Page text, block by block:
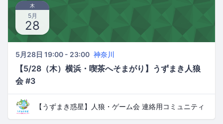
木
5月
28
5月28日 19:00 - 23:00 神奈川
【5/28（木）横浜・喫茶へそまがり】うずまき人狼
会 #3
【うずまき惑星】人狼・ゲーム会 連絡用コミュニティ